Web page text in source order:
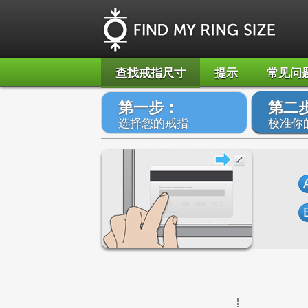
查找戒指尺寸 提示 常见问
第一步：
选择您的戒指
第二
校准你